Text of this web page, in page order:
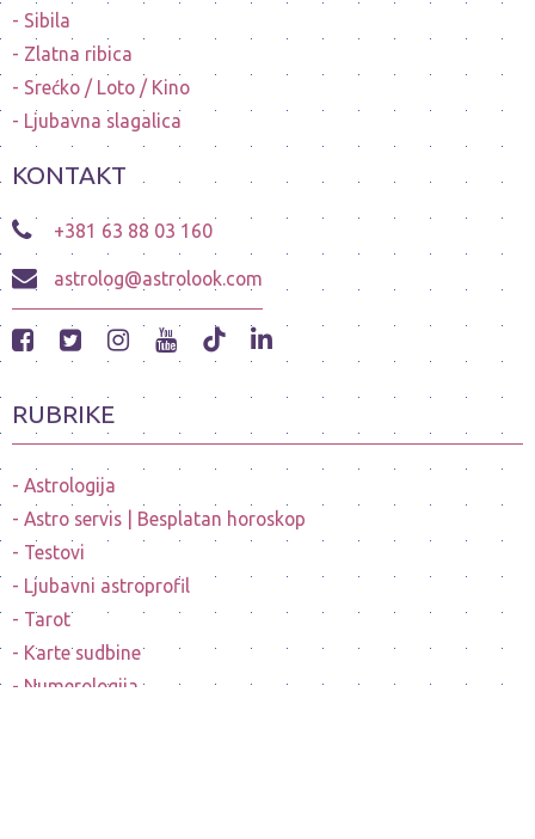
Sibila
Zlatna ribica
Srećko / Loto / Kino
Ljubavna slagalica
KONTAKT
+381 63 88 03 160
astrolog@astrolook.com
RUBRIKE
Astrologija
Astro servis | Besplatan horoskop
Testovi
Ljubavni astroprofil
Tarot
Karte sudbine
Numerologija